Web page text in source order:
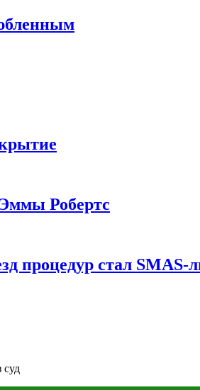
Робертс
процедур стал SMAS-
суд